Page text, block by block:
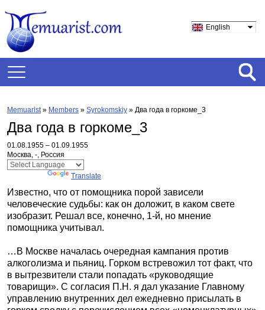
English
Memuarist» Members » Syrokomskiy » Два года в горкоме_3
Два года в горкоме_3
01.08.1955 – 01.09.1955
Москва, -, Россия
Translate
Известно, что от помощника порой зависели
человеческие судьбы: как он доложит, в каком свете
изобразит. Решал все, конечно, 1-й, но мнение
помощника учитывал.
…В Москве началась очередная кампания против
алкоголизма и пьяниц. Горком встревожил тот факт, что
в вытрезвители стали попадать «руководящие
товарищи». С согласия П.Н. я дал указание Главному
управлению внутренних дел ежедневно присылать в